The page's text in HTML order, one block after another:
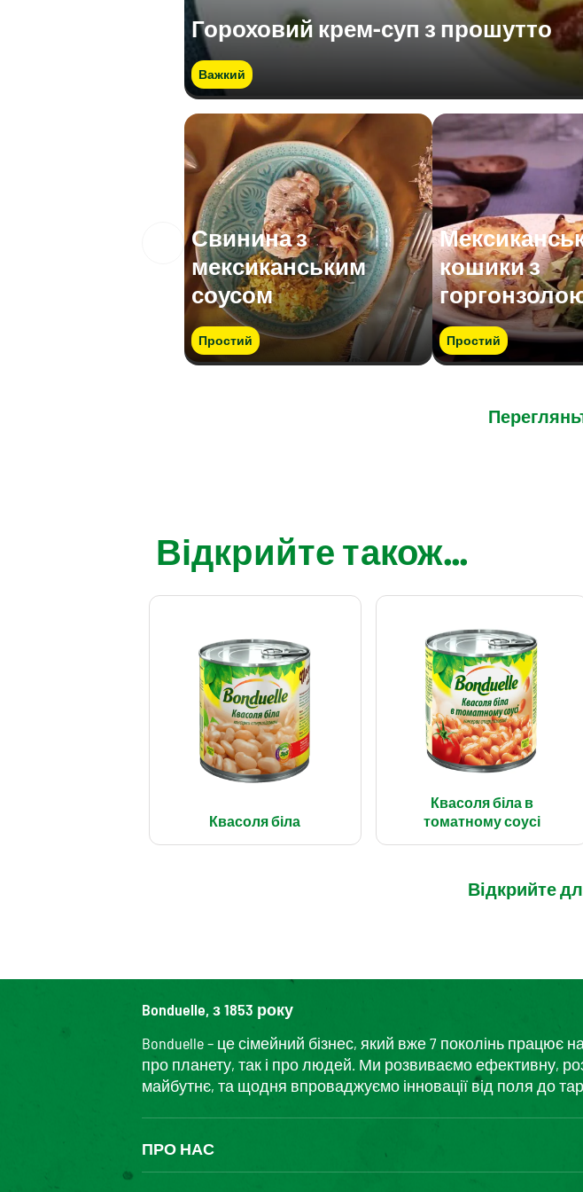
Гороховий крем-суп з прошутто
Важкий
Свинина з
мексиканським
соусом
Простий
кошики з
Простий
Відкрийте також...
Квасоля біла
Квасоля біла в
томатному соусі
Відкрийте
Bonduelle, з 1853 року
Bonduelle – це сімейний бізнес, який вже 7 поколінь
про планету, так і про людей. Ми розвиваємо ефективну,
майбутнє, та щодня впроваджуємо інновації від поля до
ПРО НАС